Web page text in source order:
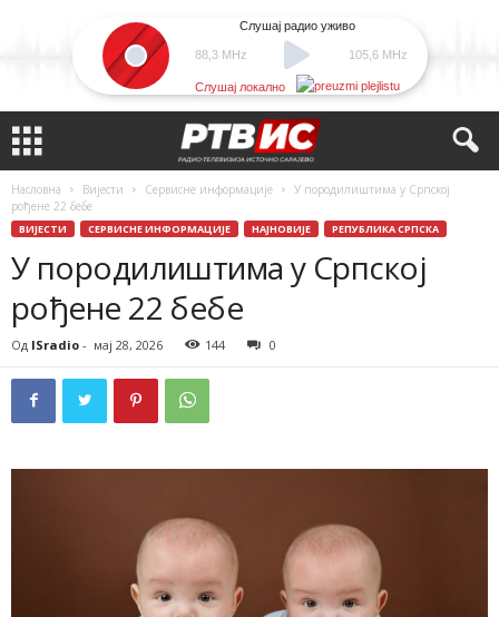
88,3 MHz
Слушај радио уживо
105,6 MHz
Слушај локално
Насловна Вијести Сервисне информације
У породилиштима у Српској
рођене 22 бебе
ВИЈЕСТИ СЕРВИСНЕ ИНФОРМАЦИЈЕ НАЈНОВИЈЕ РЕПУБЛИКА СРПСКА
У породилиштима у Српској
рођене 22 бебе
Од ISradio - мај 28, 2026 144 0